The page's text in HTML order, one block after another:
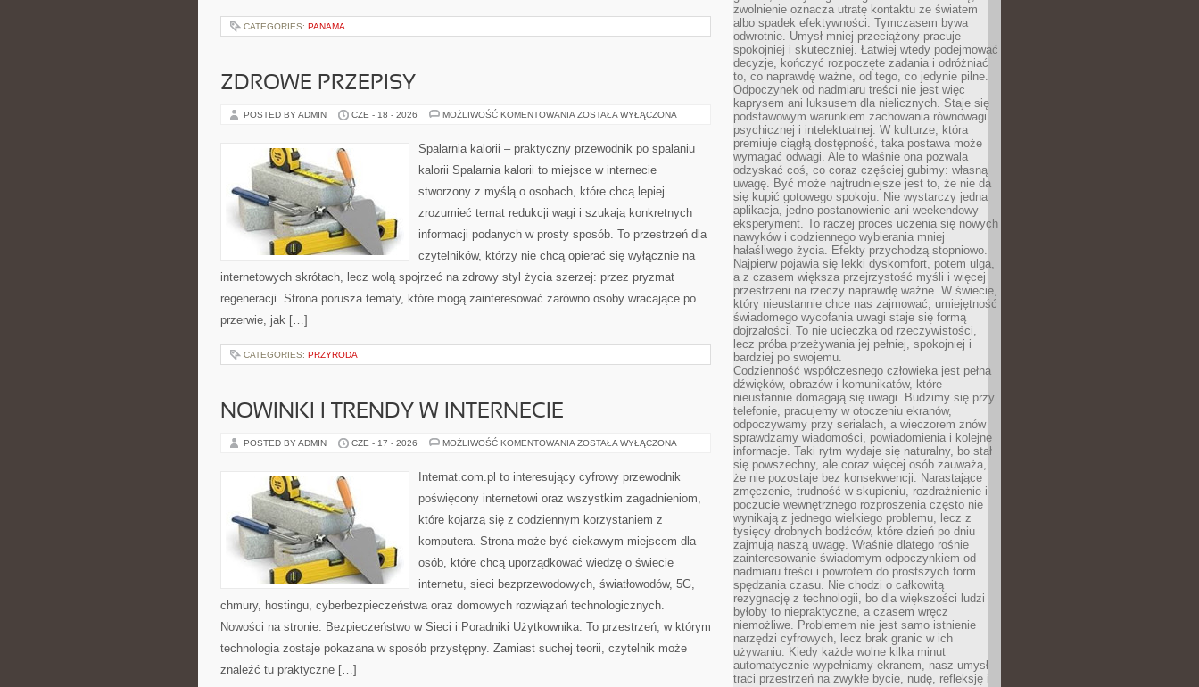
CATEGORIES: PANAMA
ZDROWE PRZEPISY
POSTED BY ADMIN CZE - 18 - 2026 MOŻLIWOŚĆ KOMENTOWANIA ZDROWE
ZOSTAŁA WYŁĄCZONA
Spalarnia kalorii – praktyczny przewodnik po spalaniu
kalorii Spalarnia kalorii to miejsce w internecie
stworzony z myślą o osobach, które chcą lepiej
zrozumieć temat redukcji wagi i szukają konkretnych
informacji podanych w prosty sposób. To przestrzeń dla
czytelników, którzy nie chcą opierać się wyłącznie na
internetowych skrótach, lecz wolą spojrzeć na zdrowy styl życia szerzej: przez pryzmat
regeneracji. Strona porusza tematy, które mogą zainteresować zarówno osoby wracające po
przerwie, jak […]
CATEGORIES: PRZYRODA
NOWINKI I TRENDY W INTERNECIE
POSTED BY ADMIN CZE - 17 - 2026 MOŻLIWOŚĆ KOMENTOWANIA NOWINKI
INTERNECIE
ZOSTAŁA WYŁĄCZONA
Internat.com.pl to interesujący cyfrowy przewodnik
poświęcony internetowi oraz wszystkim zagadnieniom,
które kojarzą się z codziennym korzystaniem z
komputera. Strona może być ciekawym miejscem dla
osób, które chcą uporządkować wiedzę o świecie
internetu, sieci bezprzewodowych, światłowodów, 5G,
chmury, hostingu, cyberbezpieczeństwa oraz domowych rozwiązań technologicznych.
Nowości na stronie: Bezpieczeństwo w Sieci i Poradniki Użytkownika. To przestrzeń, w którym
technologia zostaje pokazana w sposób przystępny. Zamiast suchej teorii, czytelnik może
znaleźć tu praktyczne […]
zwolnienie oznacza utratę kontaktu ze światem
albo spadek efektywności. Tymczasem bywa
odwrotnie. Umysł mniej przeciążony pracuje
spokojniej i skuteczniej. Łatwiej wtedy podejmować
decyzje, kończyć rozpoczęte zadania i odróżniać
to, co naprawdę ważne, od tego, co jedynie pilne.
Odpoczynek od nadmiaru treści nie jest więc
kaprysem ani luksusem dla nielicznych. Staje się
podstawowym warunkiem zachowania równowagi
psychicznej i intelektualnej. W kulturze, która
premiuje ciągłą dostępność, taka postawa może
wymagać odwagi. Ale to właśnie ona pozwala
odzyskać coś, co coraz częściej gubimy: własną
uwagę. Być może najtrudniejsze jest to, że nie da
się kupić gotowego spokoju. Nie wystarczy jedna
aplikacja, jedno postanowienie ani weekendowy
eksperyment. To raczej proces uczenia się nowych
nawyków i codziennego wybierania mniej
hałaśliwego życia. Efekty przychodzą stopniowo.
Najpierw pojawia się lekki dyskomfort, potem ulga,
a z czasem większa przejrzystość myśli i więcej
przestrzeni na rzeczy naprawdę ważne. W świecie,
który nieustannie chce nas zajmować, umiejętność
świadomego wycofania uwagi staje się formą
dojrzałości. To nie ucieczka od rzeczywistości,
lecz próba przeżywania jej pełniej, spokojniej i
bardziej po swojemu.
Codzienność współczesnego człowieka jest pełna
dźwięków, obrazów i komunikatów, które
nieustannie domagają się uwagi. Budzimy się przy
telefonie, pracujemy w otoczeniu ekranów,
odpoczywamy przy serialach, a wieczorem znów
sprawdzamy wiadomości, powiadomienia i kolejne
informacje. Taki rytm wydaje się naturalny, bo stał
się powszechny, ale coraz więcej osób zauważa,
że nie pozostaje bez konsekwencji. Narastające
zmęczenie, trudność w skupieniu, rozdrażnienie i
poczucie wewnętrznego rozproszenia często nie
wynikają z jednego wielkiego problemu, lecz z
tysięcy drobnych bodźców, które dzień po dniu
zajmują naszą uwagę. Właśnie dlatego rośnie
zainteresowanie świadomym odpoczynkiem od
nadmiaru treści i powrotem do prostszych form
spędzania czasu. Nie chodzi o całkowitą
rezygnację z technologii, bo dla większości ludzi
byłoby to niepraktyczne, a czasem wręcz
niemożliwe. Problemem nie jest samo istnienie
narzędzi cyfrowych, lecz brak granic w ich
używaniu. Kiedy każde wolne kilka minut
automatycznie wypełniamy ekranem, nasz umysł
traci przestrzeń na zwykłe bycie, nudę, refleksję i